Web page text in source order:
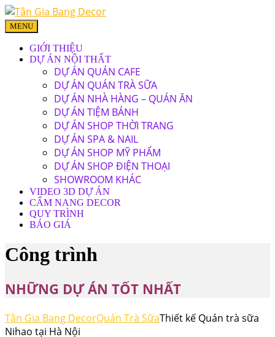
MENU
GIỚI THIỆU
DỰ ÁN NỘI THẤT
DỰ ÁN QUÁN CAFE
DỰ ÁN QUÁN TRÀ SỮA
DỰ ÁN NHÀ HÀNG – QUÁN ĂN
DỰ ÁN TIỆM BÁNH
DỰ ÁN SHOP THỜI TRANG
DỰ ÁN SPA & NAIL
DỰ ÁN SHOP MỸ PHẨM
DỰ ÁN SHOP ĐIỆN THOẠI
SHOWROOM KHÁC
VIDEO 3D DỰ ÁN
CẨM NANG DECOR
QUY TRÌNH
BÁO GIÁ
Công trình
NHỮNG DỰ ÁN TỐT NHẤT
Tân Gia Bang DecorQuán Trà SữaThiết kế Quán trà sữa
Nihao tại Hà Nội